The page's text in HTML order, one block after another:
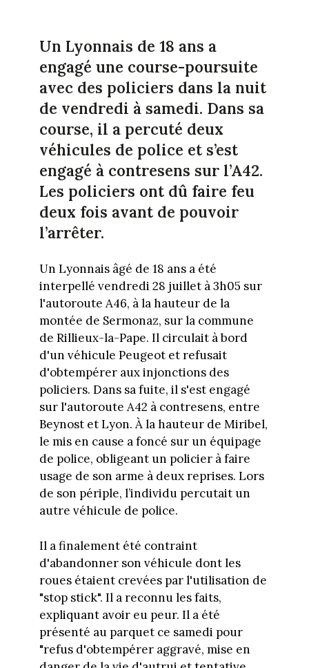
Un Lyonnais de 18 ans a
engagé une course-poursuite
avec des policiers dans la nuit
de vendredi à samedi. Dans sa
course, il a percuté deux
véhicules de police et s’est
engagé à contresens sur l’A42.
Les policiers ont dû faire feu
deux fois avant de pouvoir
l’arrêter.
Un Lyonnais âgé de 18 ans a été
interpellé vendredi 28 juillet à 3h05 sur
l'autoroute A46, à la hauteur de la
montée de Sermonaz, sur la commune
de Rillieux-la-Pape. Il circulait à bord
d'un véhicule Peugeot et refusait
d'obtempérer aux injonctions des
policiers. Dans sa fuite, il s'est engagé
sur l'autoroute A42 à contresens, entre
Beynost et Lyon. À la hauteur de Miribel,
le mis en cause a foncé sur un équipage
de police, obligeant un policier à faire
usage de son arme à deux reprises. Lors
de son périple, l’individu percutait un
autre véhicule de police.
Il a finalement été contraint
d'abandonner son véhicule dont les
roues étaient crevées par l'utilisation de
"stop stick". Il a reconnu les faits,
expliquant avoir eu peur. Il a été
présenté au parquet ce samedi pour
"refus d'obtempérer aggravé, mise en